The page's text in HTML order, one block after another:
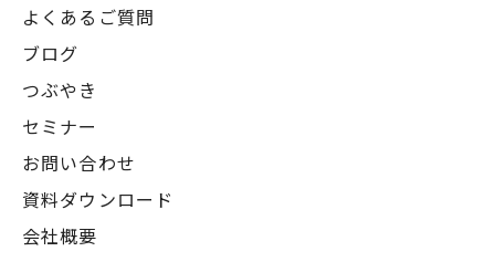
よくあるご質問
ブログ
つぶやき
セミナー
お問い合わせ
資料ダウンロード
会社概要